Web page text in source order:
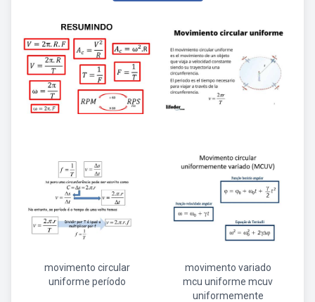
movimento circular
uniforme período
movimento variado
mcu uniforme mcuv
uniformemente